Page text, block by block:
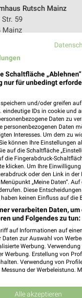
Rutsch Mainz
59
Mainz
km • Angebote: 1
Escher
22
km • Angebote: 1
Mainz
Langgasse 8
Mainz
08:00 - 20:00 Uhr |
km
Reinhard Mainz
26
Mainz
km • Angebote: 1
BioMarkt Mainz
Schaltfläche
nur für unbedingt
und/oder greifen
eindeutige IDs in cookie und
Daten zu
personenbezogenen Daten
Interesses. Um dem zu
können Ihre Einstellungen
auf die Schaltfläche
die Fingerabdruck-
klicken. Um Ihre
oder den Link in der
„Meine Daten“. Auf
Diese
keinen Einfluss auf die
verarbeiten Daten,
und Folgendes zu tun:
auf Informationen auf
zur Auswahl von
Werbung.
Werbung. Erstellung von
Verwendung von
der Werbeleistung.
aus verschiedenen
Verwendung reduzierter
Alle akzeptieren